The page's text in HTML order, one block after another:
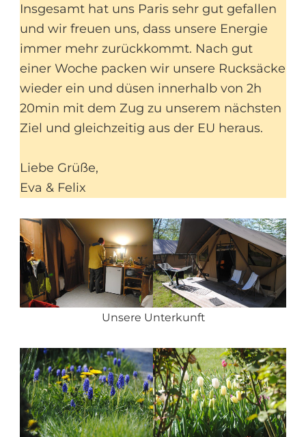
Insgesamt hat uns Paris sehr gut gefallen
und wir freuen uns, dass unsere Energie
immer mehr zurückkommt. Nach gut
einer Woche packen wir unsere Rucksäcke
wieder ein und düsen innerhalb von 2h
20min mit dem Zug zu unserem nächsten
Ziel und gleichzeitig aus der EU heraus.
Liebe Grüße,
Eva & Felix
Unsere Unterkunft